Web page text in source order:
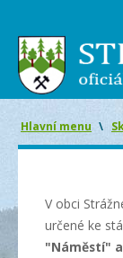
Hlavní menu \
V obci
určené ke
"Náměstí"